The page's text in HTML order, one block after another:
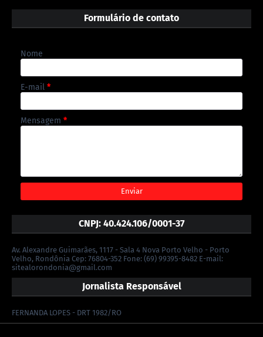
Formulário de contato
Nome
E-mail *
Mensagem *
CNPJ: 40.424.106/0001-37
Av. Alexandre Guimarães, 1117 - Sala 4 Nova Porto Velho - Porto
Velho, Rondônia Cep: 76804-352 Fone: (69) 99395-8482 E-mail:
sitealorondonia@gmail.com
Jornalista Responsável
FERNANDA LOPES - DRT 1982/RO